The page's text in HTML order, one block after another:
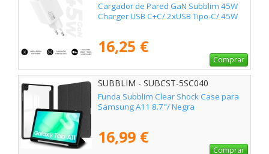
Cargador de Pared GaN Subblim 45W
Charger USB C+C/ 2xUSB Tipo-C/ 45W
16,25 €
Comprar
SUBBLIM - SUBCST-5SC040
Funda Subblim Clear Shock Case para
Samsung A11 8.7"/ Negra
16,99 €
Comprar